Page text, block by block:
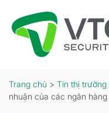
Trang chủ > Tin thị trường
nhuận của các ngân hàng